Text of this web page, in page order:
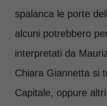
spalanca le porte
alcuni potrebbero
interpretati da
Chiara Giannetta si
Capitale, oppure